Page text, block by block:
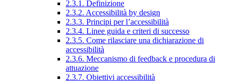
2.3.1. Definizione
2.3.2. Accessibilità by design
2.3.3. Principi per l’accessibilità
2.3.4. Linee guida e criteri di successo
2.3.5. Come rilasciare una dichiarazione di
accessibilità
2.3.6. Meccanismo di feedback e procedura di
attuazione
2.3.7. Obiettivi accessibilità